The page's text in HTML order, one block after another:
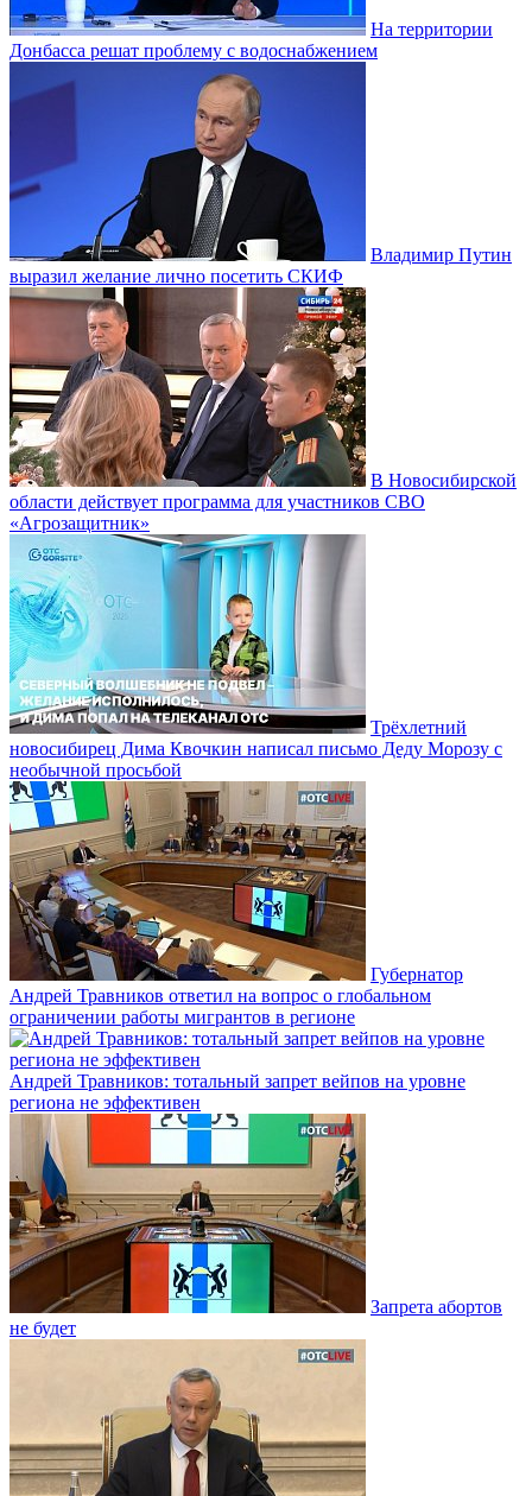
На территории
Донбасса решат проблему с водоснабжением
Владимир Путин
выразил желание лично посетить СКИФ
В Новосибирской
области действует программа для участников СВО
«Агрозащитник»
Трёхлетний
новосибирец Дима Квочкин написал письмо Деду Морозу с
необычной просьбой
Губернатор
Андрей Травников ответил на вопрос о глобальном
ограничении работы мигрантов в регионе
Андрей Травников: тотальный запрет вейпов на уровне
региона не эффективен
Запрета абортов
не будет